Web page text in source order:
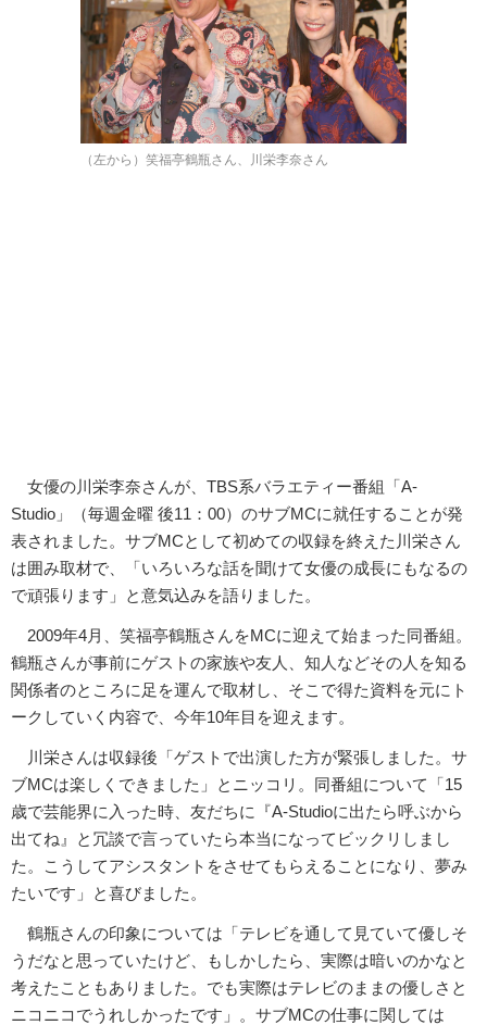
（左から）笑福亭鶴瓶さん、川栄李奈さん
女優の川栄李奈さんが、TBS系バラエティー番組「A-
Studio」（毎週金曜 後11：00）のサブMCに就任することが発
表されました。サブMCとして初めての収録を終えた川栄さん
は囲み取材で、「いろいろな話を聞けて女優の成長にもなるの
で頑張ります」と意気込みを語りました。
2009年4月、笑福亭鶴瓶さんをMCに迎えて始まった同番組。
鶴瓶さんが事前にゲストの家族や友人、知人などその人を知る
関係者のところに足を運んで取材し、そこで得た資料を元にト
ークしていく内容で、今年10年目を迎えます。
川栄さんは収録後「ゲストで出演した方が緊張しました。サ
ブMCは楽しくできました」とニッコリ。同番組について「15
歳で芸能界に入った時、友だちに『A-Studioに出たら呼ぶから
出てね』と冗談で言っていたら本当になってビックリしまし
た。こうしてアシスタントをさせてもらえることになり、夢み
たいです」と喜びました。
鶴瓶さんの印象については「テレビを通して見ていて優しそ
うだなと思っていたけど、もしかしたら、実際は暗いのかなと
考えたこともありました。でも実際はテレビのままの優しさと
ニコニコでうれしかったです」。サブMCの仕事に関しては